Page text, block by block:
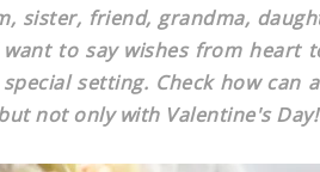
sister, friend, grandma,
to say wishes from heart
setting. Check how
not only with Valentine's Day!